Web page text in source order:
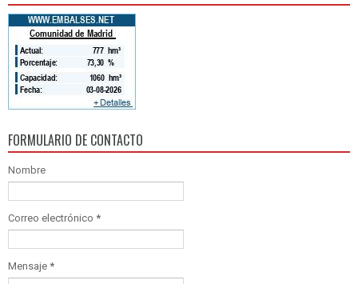
FORMULARIO DE CONTACTO
Nombre
Correo electrónico *
Mensaje *